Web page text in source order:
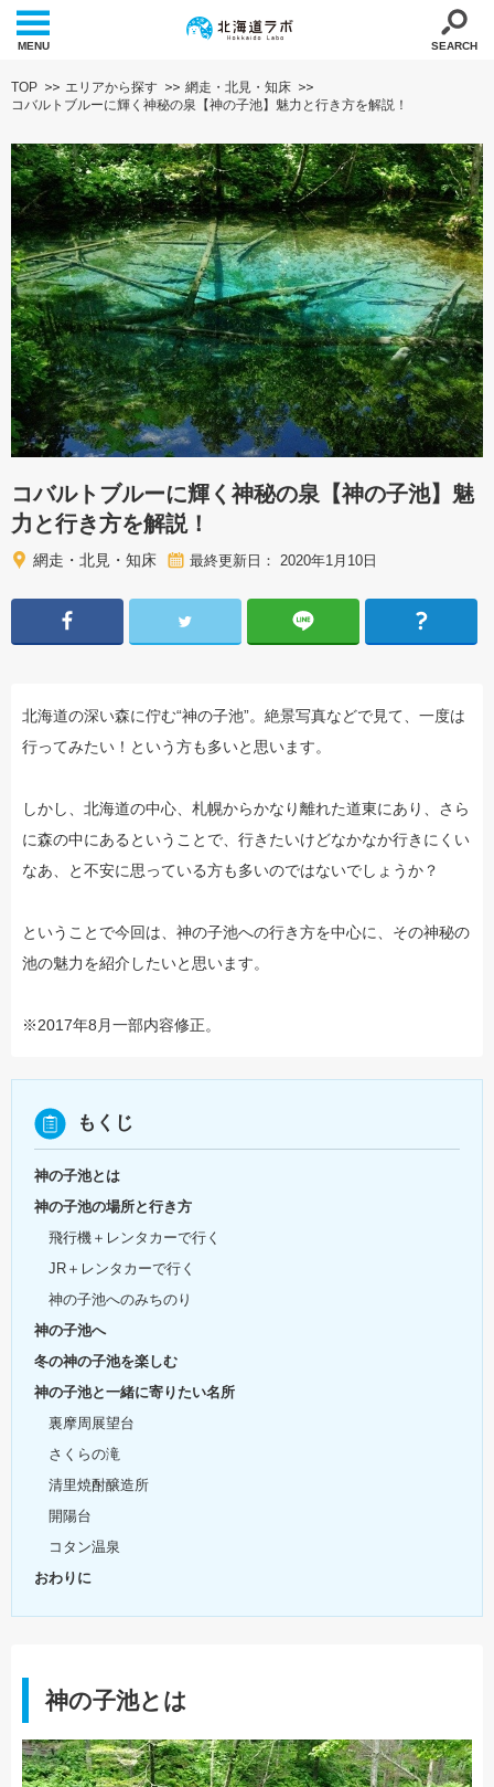
MENU SEARCH
TOP エリアから探す
網走・北見・知床
コバルトブルーに輝く神秘の泉【神の子池】魅力と行き方を解説！
コバルトブルーに輝く神秘の泉【神の子池】魅
力と行き方を解説！
網走・北見・知床 最終更新日： 2020年1月10日
北海道の深い森に佇む“神の子池”。絶景写真などで見て、一度は
行ってみたい！という方も多いと思います。
しかし、北海道の中心、札幌からかなり離れた道東にあり、さら
に森の中にあるということで、行きたいけどなかなか行きにくい
なあ、と不安に思っている方も多いのではないでしょうか？
ということで今回は、神の子池への行き方を中心に、その神秘の
池の魅力を紹介したいと思います。
※2017年8月一部内容修正。
もくじ
神の子池とは
神の子池の場所と行き方
飛行機＋レンタカーで行く
JR＋レンタカーで行く
神の子池へのみちのり
神の子池へ
冬の神の子池を楽しむ
神の子池と一緒に寄りたい名所
裏摩周展望台
さくらの滝
清里焼酎醸造所
開陽台
コタン温泉
おわりに
神の子池とは